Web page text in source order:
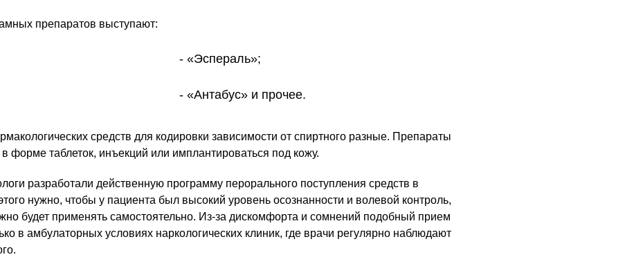
препаратов выступают:
«Эспераль»;
«Антабус» и прочее.
средств для кодировки зависимости от спиртного разные. Препараты
в форме таблеток, инъекций или имплантироваться под кожу.
разработали действенную программу перорального поступления средств в
нужно, чтобы у пациента был высокий уровень осознанности и волевой контроль,
будет применять самостоятельно. Из-за дискомфорта и сомнений подобный прием
в амбулаторных условиях наркологических клиник, где врачи регулярно наблюдают